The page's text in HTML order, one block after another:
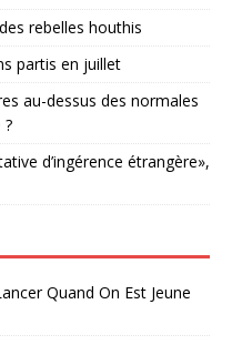
rebelles houthis
partis en juillet
au-dessus des normales
?
d’ingérence étrangère»,
Quand On Est Jeune